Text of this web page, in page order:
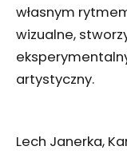
własnym
wizualne,
artystyczny.
Lech Janerka,